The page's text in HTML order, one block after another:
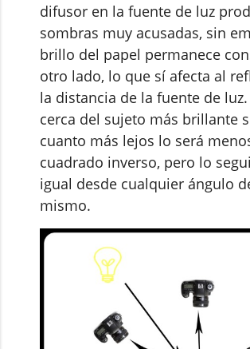
difusor en la fuente de luz
sombras muy acusadas, sin
brillo del papel permanece
otro lado, lo que sí afecta al
la distancia de la fuente de
cerca del sujeto más brillante
cuanto más lejos lo será
cuadrado inverso, pero lo
igual desde cualquier ángulo
mismo.